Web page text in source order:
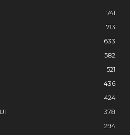
741
713
633
582
521
436
424
378
294